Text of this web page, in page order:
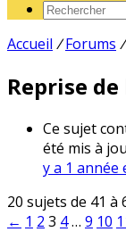
Accueil / Forums /
Reprise
Ce sujet
été mis à
y a 1 année
20 sujets de 41 à
← 1 2 3 4… 9 10